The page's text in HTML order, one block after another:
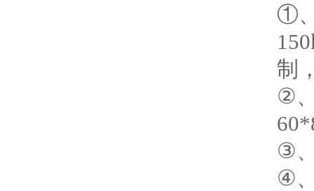
①
制
②
③
④